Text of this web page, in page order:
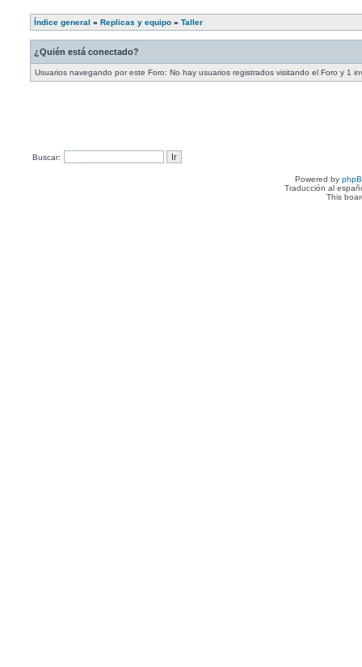
Índice general » Replicas y equipo » Taller
¿Quién está conectado?
Usuarios navegando por este Foro: No hay usuarios registrados visitando el Foro y 1
Buscar:
Powered by
Traducción al
This